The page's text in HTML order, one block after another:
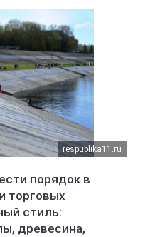
respublika11.ru
порядок в
торговых
стиль:
древесина,